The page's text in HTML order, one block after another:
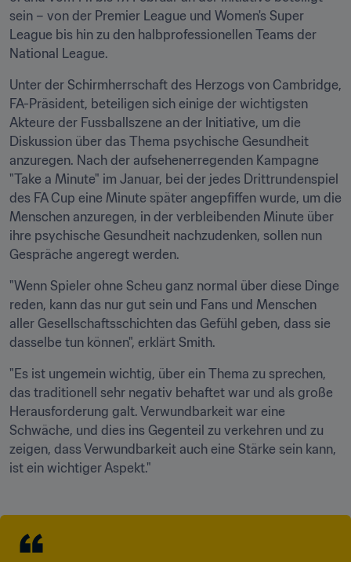
sein – von der Premier League und Women's Super
League bis hin zu den halbprofessionellen Teams der
National League.
Unter der Schirmherrschaft des Herzogs von Cambridge,
FA-Präsident, beteiligen sich einige der wichtigsten
Akteure der Fussballszene an der Initiative, um die
Diskussion über das Thema psychische Gesundheit
anzuregen. Nach der aufsehenerregenden Kampagne
"Take a Minute" im Januar, bei der jedes Drittrundenspiel
des FA Cup eine Minute später angepfiffen wurde, um die
Menschen anzuregen, in der verbleibenden Minute über
ihre psychische Gesundheit nachzudenken, sollen nun
Gespräche angeregt werden.
"Wenn Spieler ohne Scheu ganz normal über diese Dinge
reden, kann das nur gut sein und Fans und Menschen
aller Gesellschaftsschichten das Gefühl geben, dass sie
dasselbe tun können", erklärt Smith.
"Es ist ungemein wichtig, über ein Thema zu sprechen,
das traditionell sehr negativ behaftet war und als große
Herausforderung galt. Verwundbarkeit war eine
Schwäche, und dies ins Gegenteil zu verkehren und zu
zeigen, dass Verwundbarkeit auch eine Stärke sein kann,
ist ein wichtiger Aspekt."